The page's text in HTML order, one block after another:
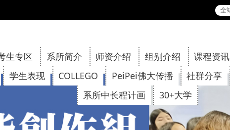
:::
生专区 系所简介 师资介绍 组别介绍 课程资讯
学生表现 COLLEGO PeiPei佛大传播 社群分享
系所中长程计画
30+大学